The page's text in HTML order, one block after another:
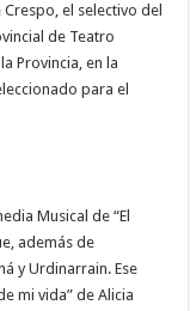
el selectivo del
de Teatro
Provincia, en la
para el
Musical de “El
además de
y Urdinarrain. Ese
mi vida” de Alicia